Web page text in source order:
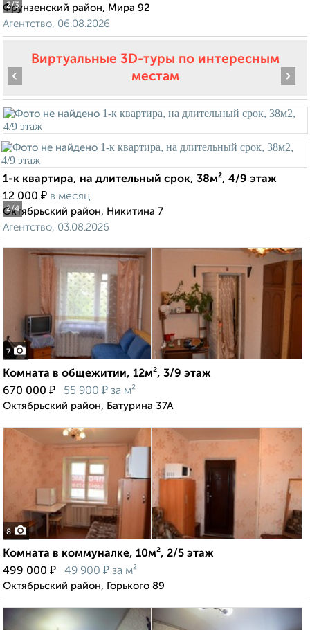
2/3
Фрунзенский район, Мира 92
Агентство, 06.08.2026
Виртуальные 3D-туры по интересным
местам
2/4
‹ ›
1-к квартира, на длительный срок, 38м², 4/9 этаж
12 000 ₽ в месяц
Октябрьский район, Никитина 7
Агентство, 03.08.2026
7
Комната в общежитии, 12м², 3/9 этаж
670 000 ₽ 55 900 ₽ за м²
Октябрьский район, Батурина 37А
8
Комната в коммуналке, 10м², 2/5 этаж
499 000 ₽ 49 900 ₽ за м²
Октябрьский район, Горького 89